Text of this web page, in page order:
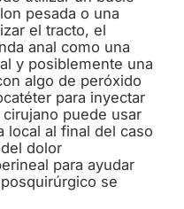
pesada o una
el tracto, el
anal como una
y posiblemente una
algo de peróxido
para inyectar
puede usar
local al final del caso
dolor
para ayudar
se